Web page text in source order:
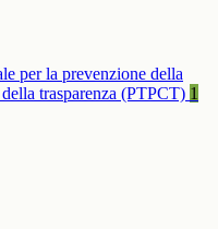
per la prevenzione della
trasparenza (PTPCT) 1